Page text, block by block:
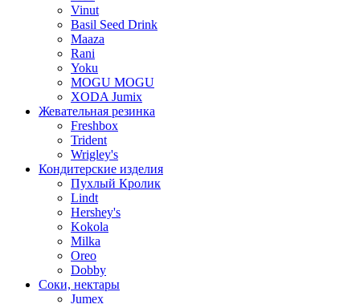
Vinut
Basil Seed Drink
Maaza
Rani
Yoku
MOGU MOGU
XODA Jumix
Жевательная резинка
Freshbox
Trident
Wrigley's
Кондитерские изделия
Пухлый Кролик
Lindt
Hershey's
Kokola
Milka
Oreo
Dobby
Соки, нектары
Jumex